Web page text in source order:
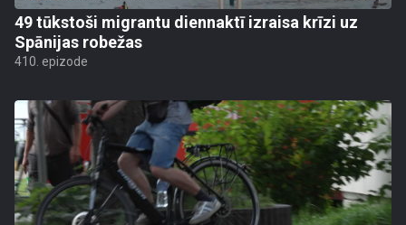
49 tūkstoši migrantu diennaktī izraisa krīzi uz
Spānijas robežas
410. epizode